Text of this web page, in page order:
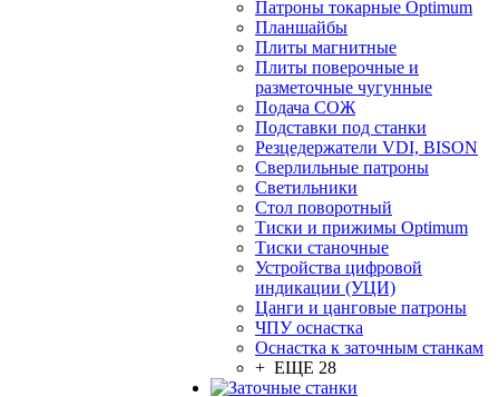
Патроны токарные Optimum
Планшайбы
Плиты магнитные
Плиты поверочные и
разметочные чугунные
Подача СОЖ
Подставки под станки
Резцедержатели VDI, BISON
Сверлильные патроны
Светильники
Стол поворотный
Тиски и прижимы Optimum
Тиски станочные
Устройства цифровой
индикации (УЦИ)
Цанги и цанговые патроны
ЧПУ оснастка
Оснастка к заточным станкам
+ ЕЩЕ 28